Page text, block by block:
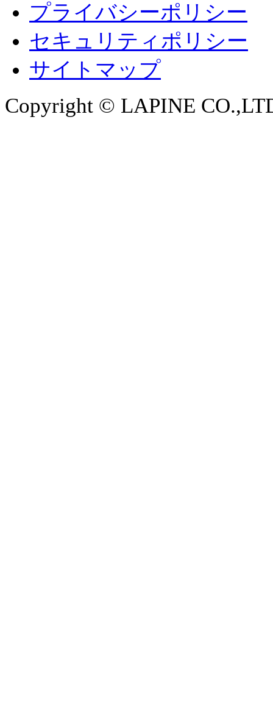
プライバシーポリシー
セキュリティポリシー
サイトマップ
Copyright © LAPINE